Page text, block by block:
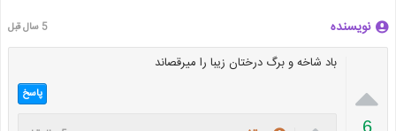
نویسنده 5 سال قبل

6
باد شاخه و برگ درختان زیبا را میرقصاند
پاسخ